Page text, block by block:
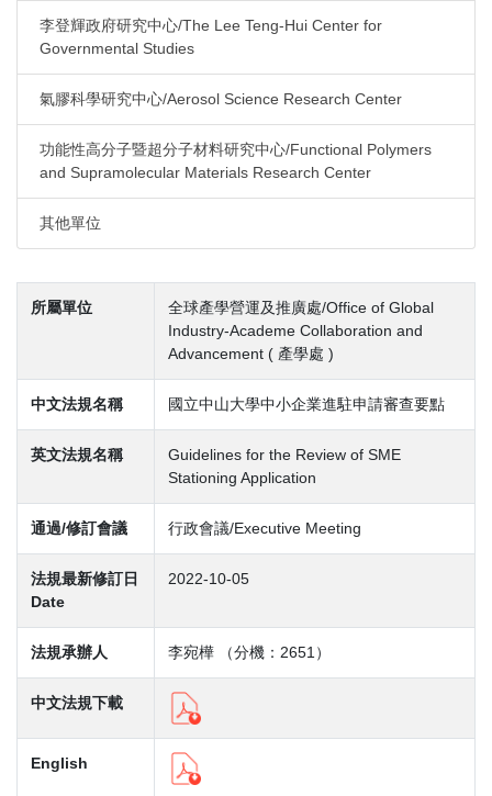
李登輝政府研究中心/The Lee Teng-Hui Center for
Governmental Studies
氣膠科學研究中心/Aerosol Science Research Center
功能性高分子暨超分子材料研究中心/Functional Polymers
and Supramolecular Materials Research Center
其他單位
所屬單位
全球產學營運及推廣處/Office of Global
Industry-Academe Collaboration and
Advancement ( 產學處 )
中文法規名稱 國立中山大學中小企業進駐申請審查要點
英文法規名稱
Guidelines for the Review of SME
Stationing Application
通過/修訂會議 行政會議/Executive Meeting
法規最新修訂日
Date
2022-10-05
法規承辦人 李宛樺 （分機：2651）
中文法規下載
English